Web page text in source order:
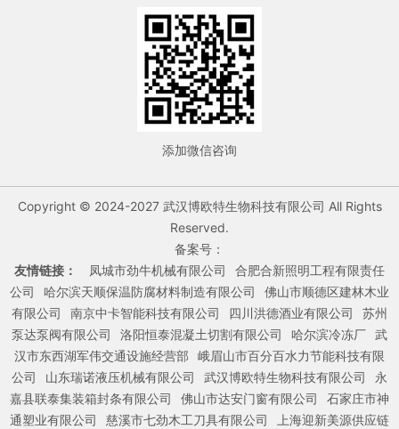
添加微信咨询
Copyright © 2024-2027 武汉博欧特生物科技有限公司 All Rights
Reserved.
备案号：
友情链接：
凤城市劲牛机械有限公司
合肥合新照明工程有限责任
公司
哈尔滨天顺保温防腐材料制造有限公司
佛山市顺德区建林木业
有限公司
南京中卡智能科技有限公司 四川洪德酒业有限公司
苏州
泵达泵阀有限公司
洛阳恒泰混凝土切割有限公司 哈尔滨冷冻厂 武
汉市东西湖军伟交通设施经营部
峨眉山市百分百水力节能科技有限
公司
山东瑞诺液压机械有限公司 武汉博欧特生物科技有限公司
永
嘉县联泰集装箱封条有限公司
佛山市达安门窗有限公司
石家庄市神
通塑业有限公司
慈溪市七劲木工刀具有限公司 上海迎新美源供应链